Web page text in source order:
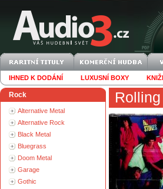
IHNED K DODÁNÍ LUXUSNÍ BOXY
Rock
Alternative Metal
Alternative Rock
Black Metal
Bluegrass
Doom Metal
Garage
Gothic